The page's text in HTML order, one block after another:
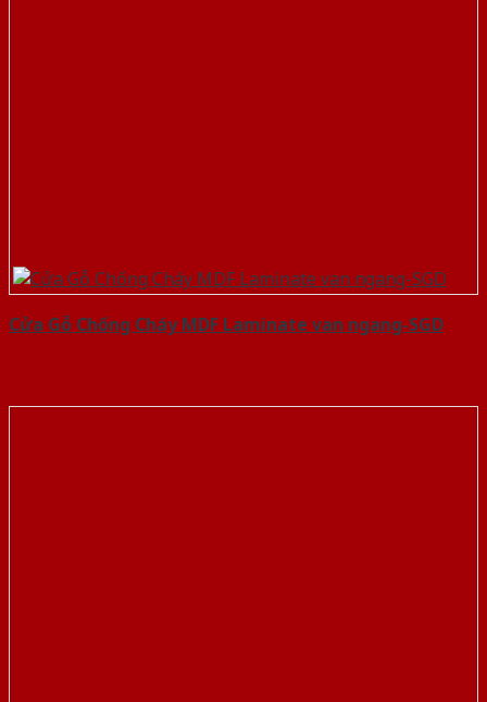
Cửa Gỗ Chống Cháy MDF Laminate van ngang-SGD